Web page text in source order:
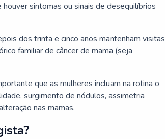
sintomas ou sinais de desequilíbrios
dos trinta e cinco anos mantenham visitas
familiar de câncer de mama (seja
que as mulheres incluam na rotina o
surgimento de nódulos, assimetria
nas mamas.